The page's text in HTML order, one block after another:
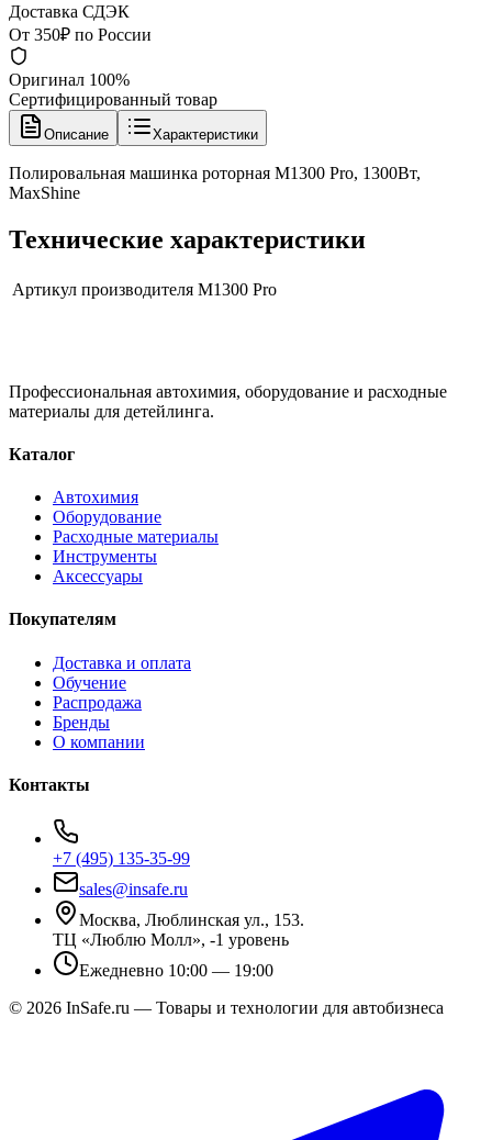
Доставка СДЭК
От 350₽ по России
Оригинал 100%
Сертифицированный товар
Описание Характеристики
Полировальная машинка роторная M1300 Pro, 1300Вт,
MaxShine
Технические характеристики
Артикул производителя M1300 Pro
Профессиональная автохимия, оборудование и расходные
материалы для детейлинга.
Каталог
Автохимия
Оборудование
Расходные материалы
Инструменты
Аксессуары
Покупателям
Доставка и оплата
Обучение
Распродажа
Бренды
О компании
Контакты
+7 (495) 135-35-99
sales@insafe.ru
Москва, Люблинская ул., 153.
ТЦ «Люблю Молл», -1 уровень
Ежедневно 10:00 — 19:00
© 2026 InSafe.ru — Товары и технологии для автобизнеса